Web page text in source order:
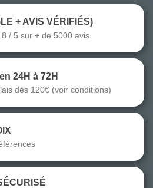
+ AVIS VÉRIFIÉS)
/ 5 sur + de 5000 avis
24H à 72H
dès 120€ (voir conditions)